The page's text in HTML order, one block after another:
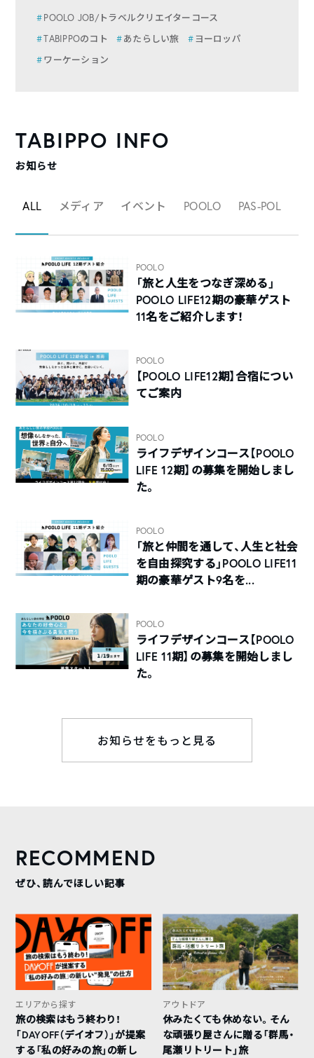
TABIPPO INFO
お知らせ
ALL メディア イベント POOLO PAS-POL
POOLO
「旅と人生をつなぎ深める」
POOLO LIFE12期の豪華ゲスト
11名をご紹介します！
POOLO
【POOLO LIFE12期】合宿につい
てご案内
POOLO
ライフデザインコース【POOLO
LIFE 12期】の募集を開始しまし
た。
POOLO
「旅と仲間を通して、人生と社会
を自由探究する」POOLO LIFE11
期の豪華ゲスト9名を...
POOLO
ライフデザインコース【POOLO
LIFE 11期】の募集を開始しまし
た。
お知らせをもっと見る
POOLO JOB/トラベルクリエイターコース
TABIPPOのコト
あたらしい旅
ヨーロッパ
ワーケーション
RECOMMEND
ぜひ、読んでほしい記事
エリアから探す
旅の検索はもう終わり！
「DAYOFF（デイオフ）」が提案
する「私の好みの旅」の新し
アウトドア
休みたくても休めない。そん
な頑張り屋さんに贈る「群馬・
尾瀬リトリート」旅